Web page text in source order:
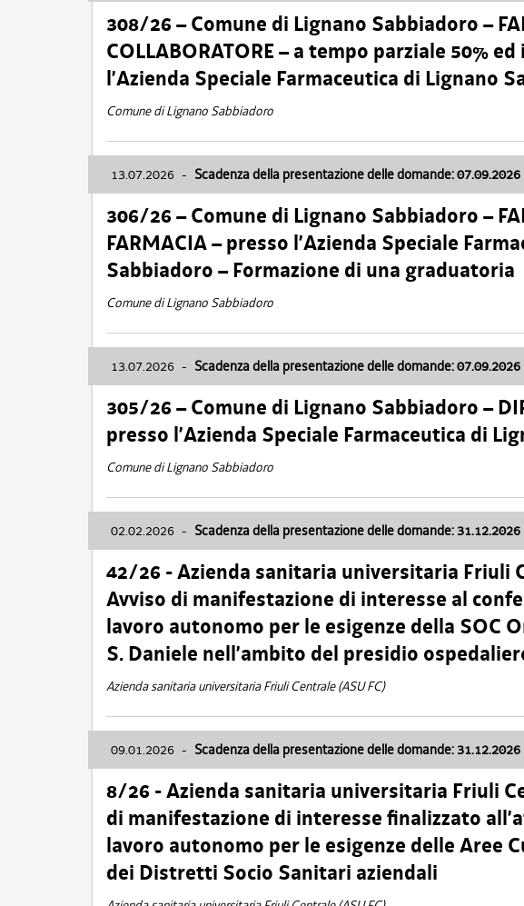
308/26 – Comune di Lignano Sabbiadoro –
COLLABORATORE – a tempo parziale 50%
l’Azienda Speciale Farmaceutica di Lignano
Comune di Lignano Sabbiadoro
13.07.2026 - Scadenza della presentazione delle domande: 07.09.2026
306/26 – Comune di Lignano Sabbiadoro –
FARMACIA – presso l’Azienda Speciale
Sabbiadoro – Formazione di una graduatoria
Comune di Lignano Sabbiadoro
13.07.2026 - Scadenza della presentazione delle domande: 07.09.2026
305/26 – Comune di Lignano Sabbiadoro –
presso l’Azienda Speciale Farmaceutica di
Comune di Lignano Sabbiadoro
02.02.2026 - Scadenza della presentazione delle domande: 31.12.2026
42/26 - Azienda sanitaria universitaria Friuli
Avviso di manifestazione di interesse al
lavoro autonomo per le esigenze della SOC
S. Daniele nell’ambito del presidio
Azienda sanitaria universitaria Friuli Centrale (ASU FC)
09.01.2026 - Scadenza della presentazione delle domande: 31.12.2026
8/26 - Azienda sanitaria universitaria Friuli
di manifestazione di interesse finalizzato
lavoro autonomo per le esigenze delle Aree
dei Distretti Socio Sanitari aziendali